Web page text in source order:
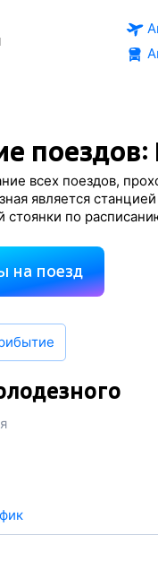
поездов:
всех поездов,
является
стоянки по
на поезд